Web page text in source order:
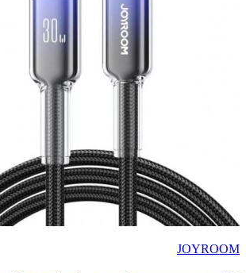
JOYROOM